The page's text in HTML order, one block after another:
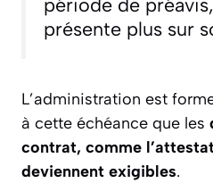
présente plus sur
L’administration est
à cette échéance que les
contrat, comme
deviennent exigibles.